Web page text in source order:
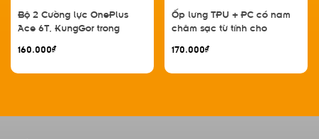
Bộ 2 Cường lực OnePlus
Ace 6T, KungGor trong
160.000₫
Ốp lưng TPU + PC có nam
châm sạc từ tính cho
170.000₫